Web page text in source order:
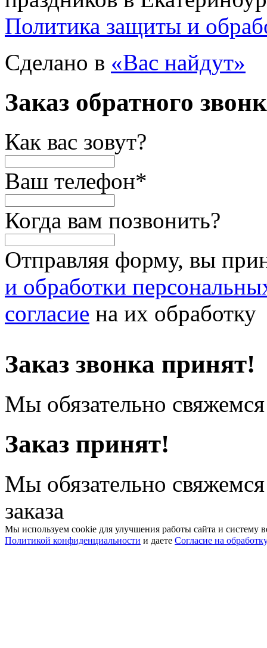
Политика защиты и
Сделано в «Вас найдут»
Заказ обратного
Как вас зовут?
Ваш телефон*
Когда вам позвонить?
Отправляя форму, вы
и обработки
согласие на их обработку
Заказ звонка принят!
Мы обязательно
Заказ принят!
Мы обязательно
заказа
Мы используем cookie для улучшения работы сайта и систему
Политикой конфиденциальности и даете Согласие на